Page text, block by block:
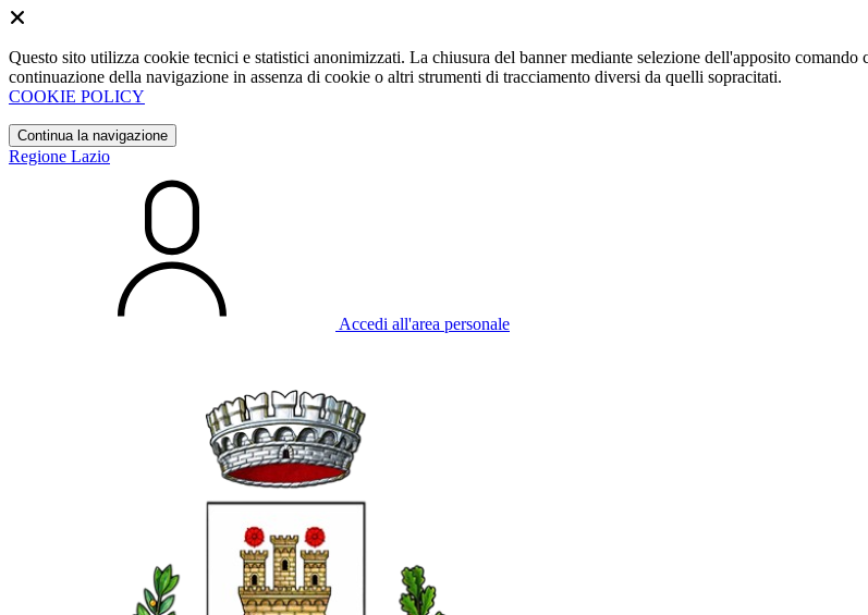
Questo sito utilizza cookie tecnici e statistici anonimizzati. La chiusura del banner mediante selezione dell'apposito
continuazione della navigazione in assenza di cookie o altri strumenti di tracciamento diversi da quelli sopracitati.
COOKIE POLICY
Continua la navigazione
Regione Lazio
Accedi all'area personale